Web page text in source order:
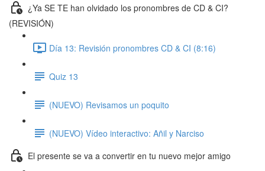
¿Ya SE TE han olvidado los pronombres de CD & CI?
(REVISIÓN)
Día 13: Revisión pronombres CD & CI (8:16)
Quiz 13
(NUEVO) Revisamos un poquito
(NUEVO) Vídeo interactivo: Añil y Narciso
El presente se va a convertir en tu nuevo mejor amigo